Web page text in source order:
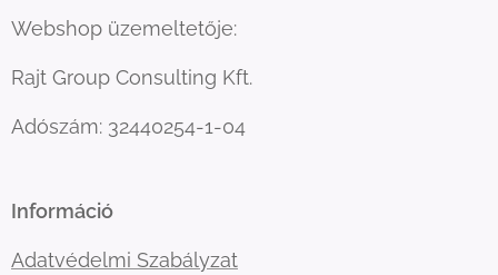
Webshop üzemeltetője:
Rajt Group Consulting Kft.
Adószám: 32440254-1-04
Információ
Adatvédelmi Szabályzat